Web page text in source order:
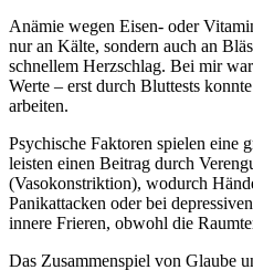
Anämie ‌wegen Eisen- oder
nur an Kälte, sondern auch an
schnellem Herzschlag. Bei⁢ mir
‍Werte – erst durch ⁣Bluttests
arbeiten.
Psychische ⁤Faktoren spielen eine⁣
leisten einen ‍Beitrag durch
(Vasokonstriktion), ​wodurch
Panikattacken oder ⁣bei
innere ⁤Frieren, obwohl die
Das Zusammenspiel von Glaube